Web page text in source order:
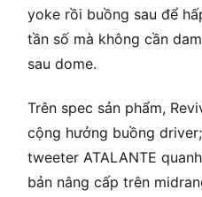
yoke rồi buồng sau để
tần số mà không cần
sau dome.
Trên spec sản phẩm,
cộng hưởng buồng
tweeter ATALANTE quanh
bản nâng cấp trên